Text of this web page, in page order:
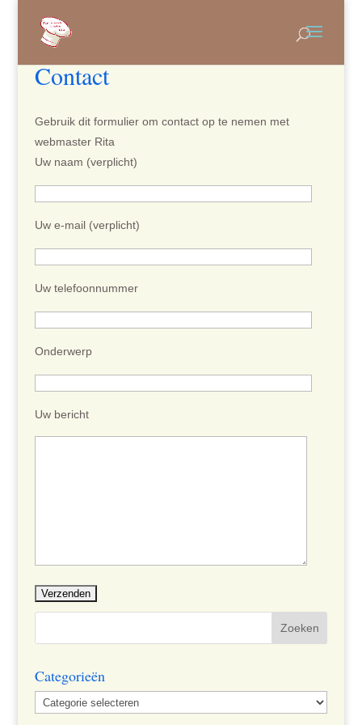
Contact
Gebruik dit formulier om contact op te nemen met
webmaster Rita
Uw naam (verplicht)
Uw e-mail (verplicht)
Uw telefoonnummer
Onderwerp
Uw bericht
Categorieën
Categorieën